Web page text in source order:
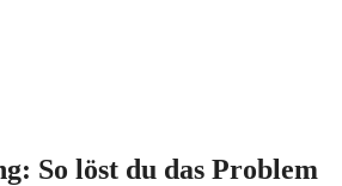
So löst du das Problem